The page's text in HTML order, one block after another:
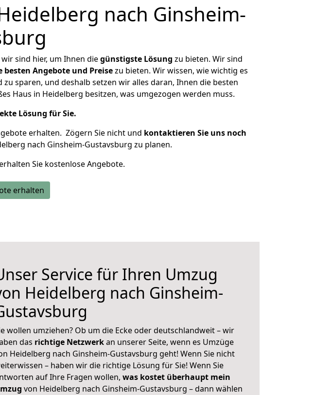
nach Ginsheim-
sind hier, um Ihnen diegünstigste Lösung zu bieten. Wir sind
besten Angebote und Preisezu bieten. Wir wissen, wie wichtig es
sparen, und deshalb setzen wir alles daran, Ihnen die besten
Haus in Heidelberg besitzen, was umgezogen werden muss.
Lösung für Sie.
erhalten. Zögern Sie nicht und kontaktieren Sie uns noch
nach Ginsheim-Gustavsburg zu planen.
Sie kostenlose Angebote.
erhalten
Service für Ihren Umzug
Heidelberg nach Ginsheim-
wollen umziehen? Ob um die Ecke oder deutschlandweit – wir
das richtige Netzwerkan unserer Seite, wenn es Umzüge
Heidelberg nach Ginsheim-Gustavsburg geht! Wenn Sie nicht
– haben wir die richtige Lösung für Sie! Wenn Sie
auf Ihre Fragen wollen, was kostet überhaupt mein
von Heidelberg nach Ginsheim-Gustavsburg – dann wählen